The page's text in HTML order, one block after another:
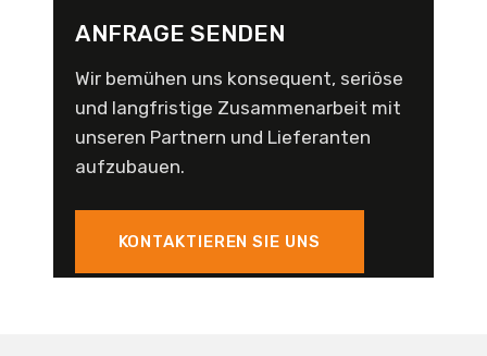
ANFRAGE SENDEN
Wir bemühen uns konsequent, seriöse
und langfristige Zusammenarbeit mit
unseren Partnern und Lieferanten
aufzubauen.
KONTAKTIEREN SIE UNS